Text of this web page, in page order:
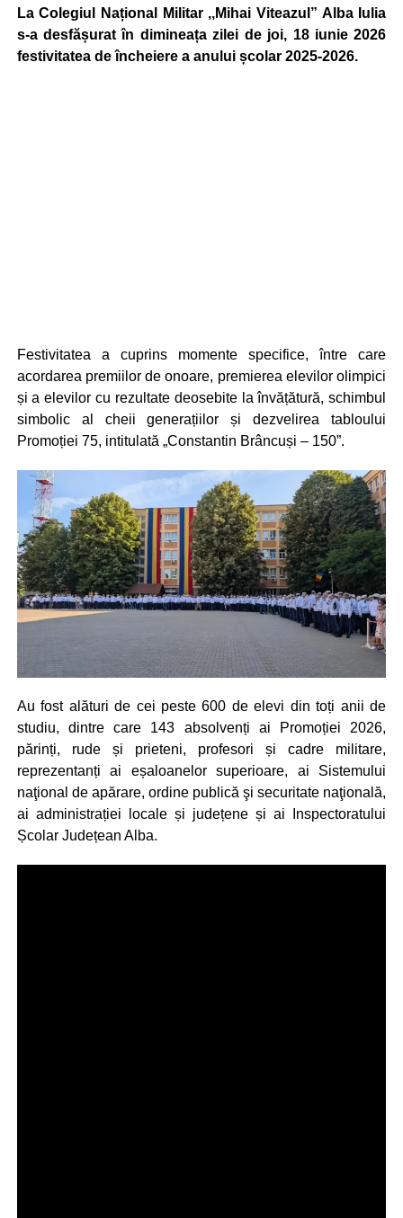
La Colegiul Național Militar ,,Mihai Viteazul” Alba Iulia
s-a desfășurat în dimineața zilei de joi, 18 iunie 2026
festivitatea de încheiere a anului școlar 2025-2026.
Festivitatea a cuprins momente specifice, între care
acordarea premiilor de onoare, premierea elevilor olimpici
și a elevilor cu rezultate deosebite la învățătură, schimbul
simbolic al cheii generațiilor și dezvelirea tabloului
Promoției 75, intitulată „Constantin Brâncuși – 150”.
Au fost alături de cei peste 600 de elevi din toți anii de
studiu, dintre care 143 absolvenți ai Promoției 2026,
părinți, rude și prieteni, profesori și cadre militare,
reprezentanți ai eșaloanelor superioare, ai Sistemului
naţional de apărare, ordine publică şi securitate naţională,
ai administrației locale și județene și ai Inspectoratului
Școlar Județean Alba.